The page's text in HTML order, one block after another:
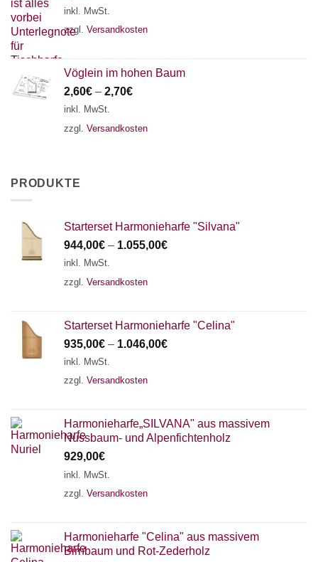
inkl. MwSt.
zzgl. Versandkosten
Vöglein im hohen Baum
2,60€ – 2,70€
inkl. MwSt.
zzgl. Versandkosten
PRODUKTE
Starterset Harmonieharfe "Silvana"
944,00€ – 1.055,00€
inkl. MwSt.
zzgl. Versandkosten
Starterset Harmonieharfe "Celina"
935,00€ – 1.046,00€
inkl. MwSt.
zzgl. Versandkosten
Harmonieharfe„SILVANA" aus massivem
Nussbaum- und Alpenfichtenholz
929,00€
inkl. MwSt.
zzgl. Versandkosten
Harmonieharfe "Celina" aus massivem
Birnbaum und Rot-Zederholz